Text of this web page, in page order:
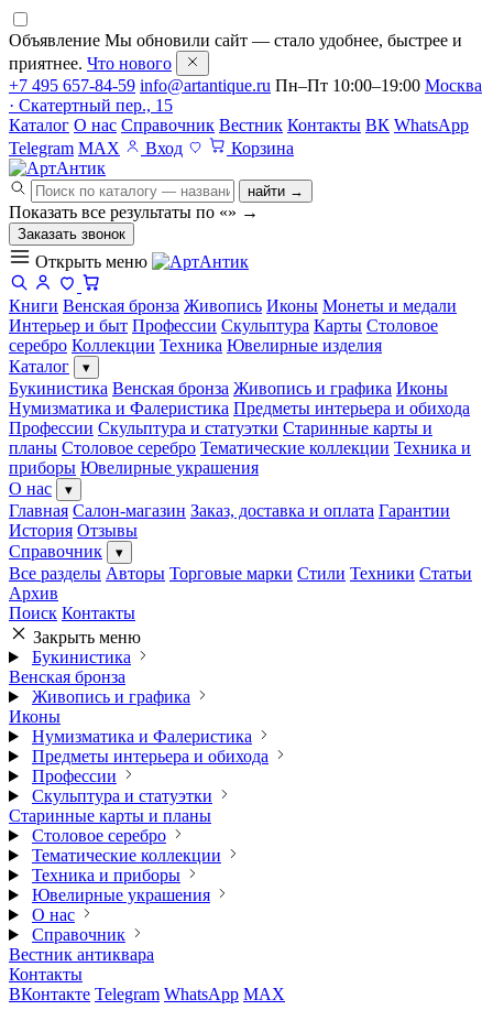
Объявление Мы обновили сайт — стало удобнее, быстрее и
приятнее. Что нового
+7 495 657-84-59 info@artantique.ru Пн–Пт 10:00–19:00 Москва
· Скатертный пер., 15
Каталог О нас Справочник Вестник Контакты ВК WhatsApp
Telegram MAX Вход Корзина
найти →
Показать все результаты по «» →
Заказать звонок
Открыть меню
Книги Венская бронза Живопись Иконы Монеты и медали
Интерьер и быт Профессии Скульптура Карты Столовое
серебро Коллекции Техника Ювелирные изделия
Каталог
▾
Букинистика Венская бронза Живопись и графика Иконы
Нумизматика и Фалеристика Предметы интерьера и обихода
Профессии Скульптура и статуэтки Старинные карты и
планы Столовое серебро Тематические коллекции Техника и
приборы Ювелирные украшения
О нас
▾
Главная Салон-магазин Заказ, доставка и оплата Гарантии
История Отзывы
Справочник
▾
Все разделы Авторы Торговые марки Стили Техники Статьи
Архив
Поиск Контакты
Закрыть меню
Букинистика
Венская бронза
Живопись и графика
Иконы
Нумизматика и Фалеристика
Предметы интерьера и обихода
Профессии
Скульптура и статуэтки
Старинные карты и планы
Столовое серебро
Тематические коллекции
Техника и приборы
Ювелирные украшения
О нас
Справочник
Вестник антиквара
Контакты
ВКонтакте Telegram WhatsApp MAX